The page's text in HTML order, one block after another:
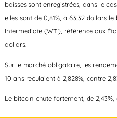
baisses sont enregistrées, dans le
elles sont de 0,81%, à 63,32 dollars
Intermediate (WTI), référence aux
dollars.
Sur le marché obligataire, les
10 ans reculaient à 2,828%, contre
Le bitcoin chute fortement, de 2,43%,